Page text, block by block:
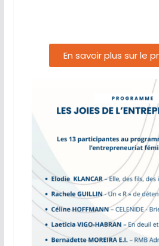
En savoir plus sur le